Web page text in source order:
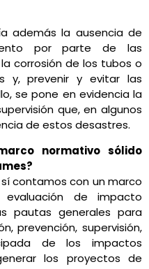
además la ausencia de
por parte de las
corrosión de los tubos o
y, prevenir y evitar las
se pone en evidencia la
que, en algunos
de estos desastres.
normativo sólido
contamos con un marco
de impacto
pautas generales para
prevención, supervisión,
de los impactos
los proyectos de